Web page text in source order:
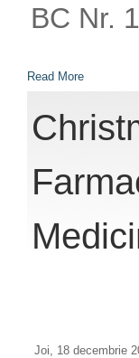
BC Nr.
Read More
Joi, 18 decembrie